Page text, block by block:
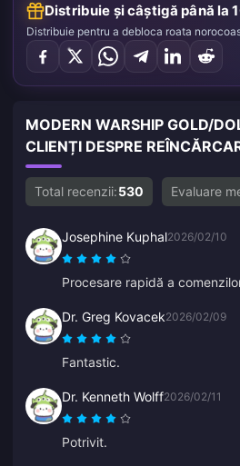
Distribuie și câștigă până la
Distribuie pentru a debloca roata
MODERN WARSHIP GOLD/
CLIENȚI DESPRE
Total recenzii:530 Evaluare
Josephine Kuphal2026/02/10
Procesare rapidă a
Dr. Greg Kovacek2026/02/09
Fantastic.
Dr. Kenneth Wolff2026/02/11
Potrivit.